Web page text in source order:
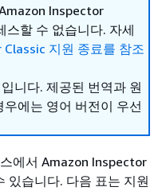
Inspector
스할 수 없습니다. 자세
지원 종료를 참조
니다. 제공된 번역과 원
에는 영어 버전이 우선
에서 Amazon Inspector
있습니다. 다음 표는 지원